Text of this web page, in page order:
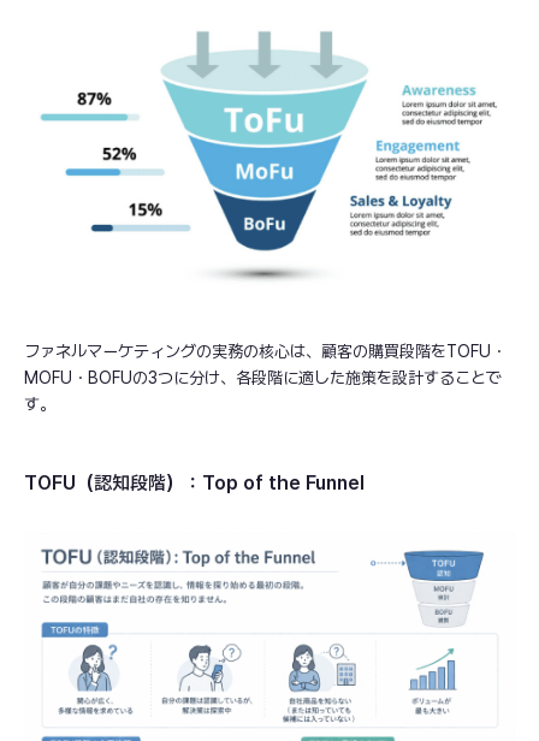
ファネルマーケティングの実務の核心は、顧客の購買段階をTOFU・
MOFU・BOFUの3つに分け、各段階に適した施策を設計することで
す。
TOFU（認知段階）：Top of the Funnel